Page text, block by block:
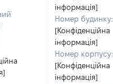
інформація]
Номер будинку:
[Конфіденційна
інформація]
Номер корпусу:
[Конфіденційна
інформація]